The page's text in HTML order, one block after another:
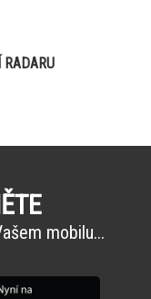
mobilu...